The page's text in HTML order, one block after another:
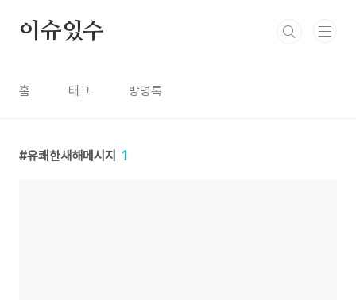
이슈있수
홈 태그 방명록
유쾌한새해메시지 1